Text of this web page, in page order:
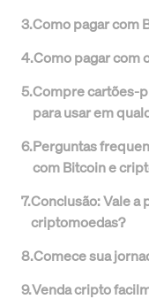
3.Como pagar com
4.Como pagar com
5.Compre cartões-
para usar em
6.Perguntas
com Bitcoin e
7.Conclusão: Vale a
criptomoedas?
8.Comece sua
9.Venda cripto